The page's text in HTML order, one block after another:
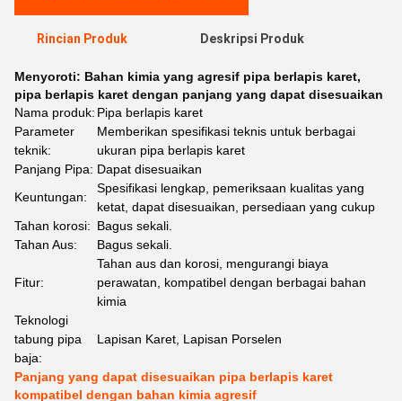
Rincian Produk Deskripsi Produk
Menyoroti: Bahan kimia yang agresif pipa berlapis karet,
pipa berlapis karet dengan panjang yang dapat disesuaikan
Nama produk: Pipa berlapis karet
Parameter
teknik:
Memberikan spesifikasi teknis untuk berbagai
ukuran pipa berlapis karet
Panjang Pipa: Dapat disesuaikan
Keuntungan:
Spesifikasi lengkap, pemeriksaan kualitas yang
ketat, dapat disesuaikan, persediaan yang cukup
Tahan korosi: Bagus sekali.
Tahan Aus:
Bagus sekali.
Fitur:
Tahan aus dan korosi, mengurangi biaya
perawatan, kompatibel dengan berbagai bahan
kimia
Teknologi
tabung pipa
baja:
Lapisan Karet, Lapisan Porselen
Panjang yang dapat disesuaikan pipa berlapis karet
kompatibel dengan bahan kimia agresif